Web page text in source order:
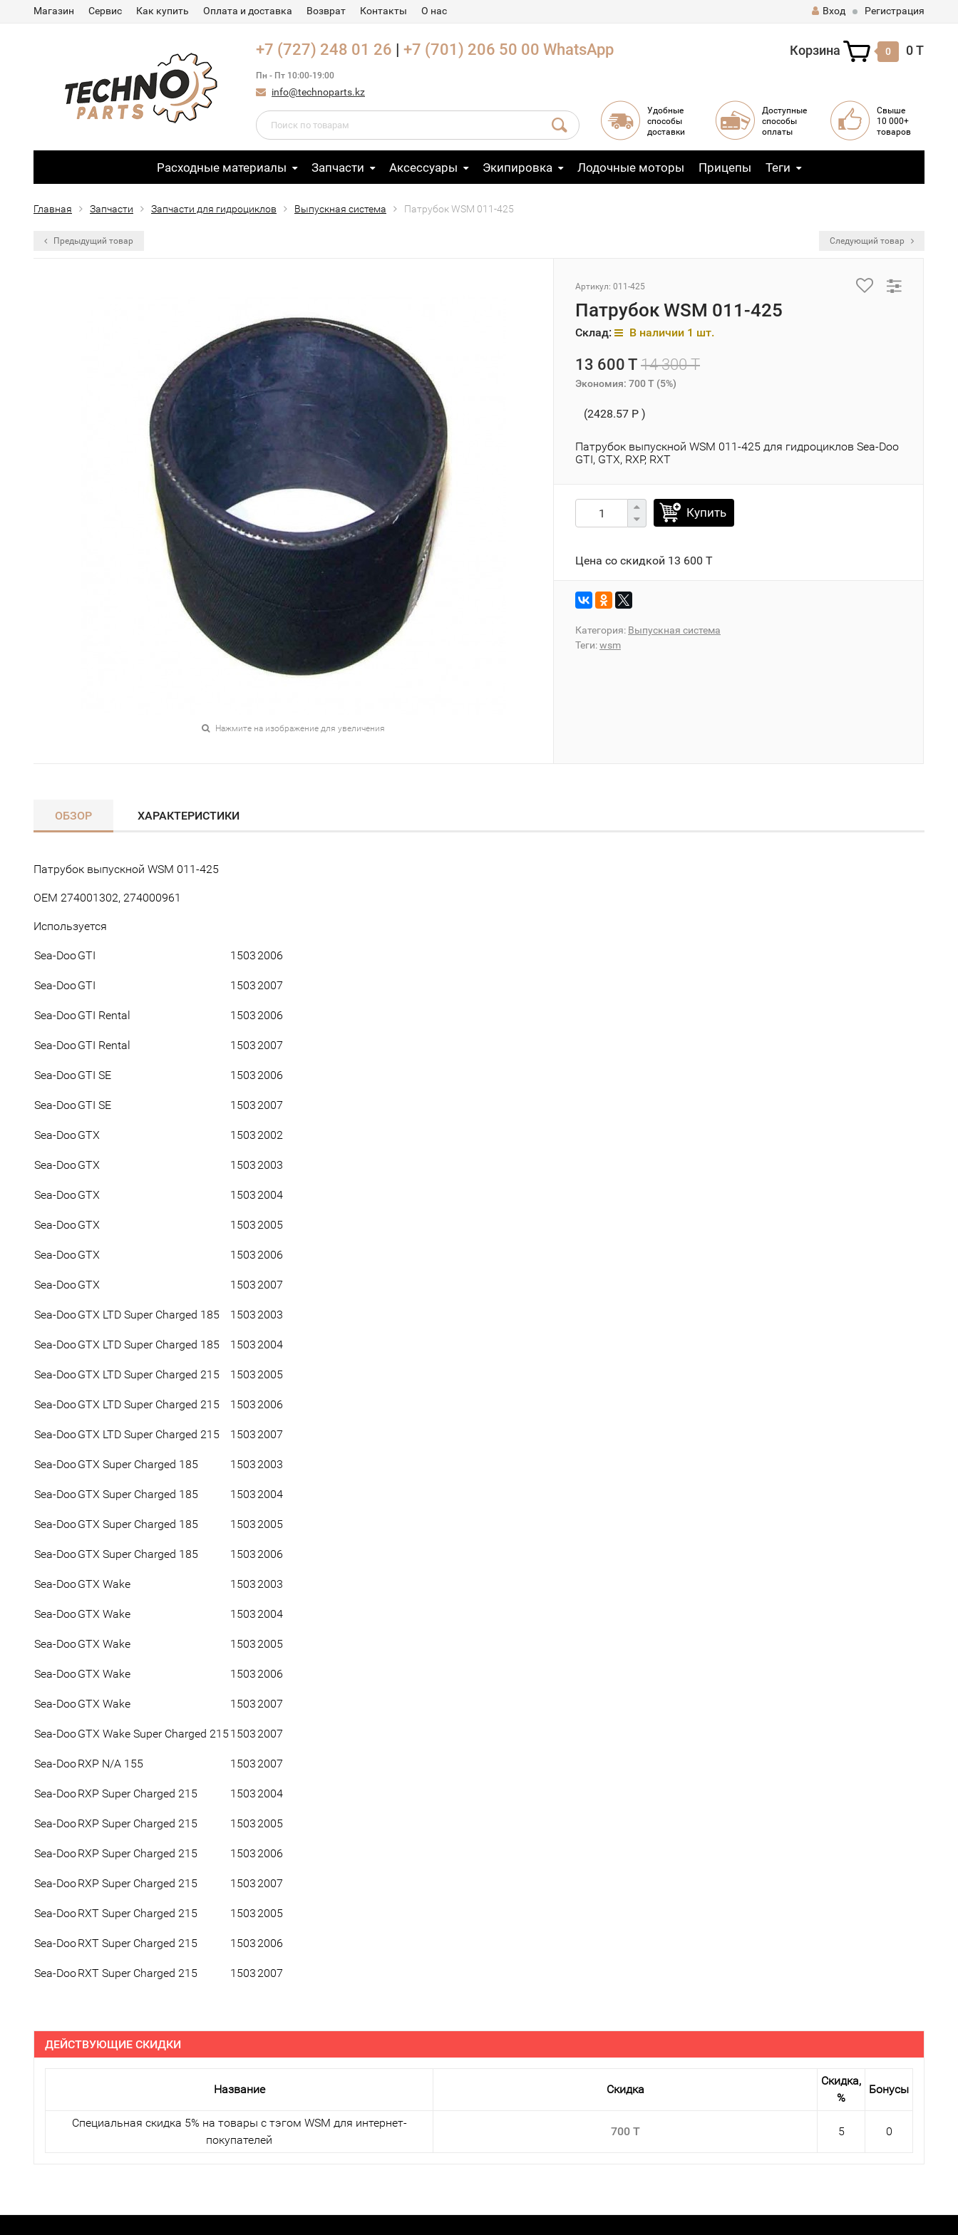
Магазин Сервис Как купить Оплата и доставка Возврат Контакты О нас Вход Регистрация
+7 (727) 248 01 26 | +7 (701) 206 50 00 WhatsApp
Пн - Пт 10:00-19:00
info@technoparts.kz
Корзина 0 0 T
Удобные
способы
доставки
Доступные
способы
оплаты
Свыше
10 000+
товаров
Расходные материалы Запчасти Аксессуары Экипировка Лодочные моторы Прицепы Теги
Главная Запчасти Запчасти для гидроциклов Выпускная система Патрубок WSM 011-425
Предыдущий товар Следующий товар
Нажмите на изображение для увеличения
Артикул: 011-425
Патрубок WSM 011-425
Склад: В наличии 1 шт.
13 600 T 14 300 T
Экономия: 700 T (5%)
(2428.57 P )
Патрубок выпускной WSM 011-425 для гидроциклов Sea-Doo
GTI, GTX, RXP, RXT
Купить
Цена со скидкой 13 600 T
Категория: Выпускная система
Теги:wsm
ОБЗОР ХАРАКТЕРИСТИКИ
Патрубок выпускной WSM 011-425
OEM 274001302, 274000961
Используется
Sea-DooGTI 1503 2006
Sea-DooGTI 1503 2007
Sea-DooGTI Rental 1503 2006
Sea-DooGTI Rental 1503 2007
Sea-DooGTI SE 1503 2006
Sea-DooGTI SE 1503 2007
Sea-DooGTX 1503 2002
Sea-DooGTX 1503 2003
Sea-DooGTX 1503 2004
Sea-DooGTX 1503 2005
Sea-DooGTX 1503 2006
Sea-DooGTX 1503 2007
Sea-DooGTX LTD Super Charged 185 1503 2003
Sea-DooGTX LTD Super Charged 185 1503 2004
Sea-DooGTX LTD Super Charged 215 1503 2005
Sea-DooGTX LTD Super Charged 215 1503 2006
Sea-DooGTX LTD Super Charged 215 1503 2007
Sea-DooGTX Super Charged 185 1503 2003
Sea-DooGTX Super Charged 185 1503 2004
Sea-DooGTX Super Charged 185 1503 2005
Sea-DooGTX Super Charged 185 1503 2006
Sea-DooGTX Wake 1503 2003
Sea-DooGTX Wake 1503 2004
Sea-DooGTX Wake 1503 2005
Sea-DooGTX Wake 1503 2006
Sea-DooGTX Wake 1503 2007
Sea-DooGTX Wake Super Charged 2151503 2007
Sea-DooRXP N/A 155 1503 2007
Sea-DooRXP Super Charged 215 1503 2004
Sea-DooRXP Super Charged 215 1503 2005
Sea-DooRXP Super Charged 215 1503 2006
Sea-DooRXP Super Charged 215 1503 2007
Sea-DooRXT Super Charged 215 1503 2005
Sea-DooRXT Super Charged 215 1503 2006
Sea-DooRXT Super Charged 215 1503 2007
ДЕЙСТВУЮЩИЕ СКИДКИ
Название Скидка
Скидка,
%
Бонусы
Специальная скидка 5% на товары с тэгом WSM для интернет-
покупателей
700 T 5 0